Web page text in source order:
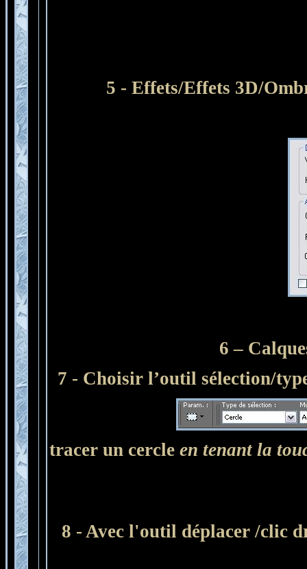
5 - Effets/Effets 3D/
6 –
7 - Choisir l’outil sélection/
tracer un cercle en tenant la
8 - Avec l'outil déplacer /clic